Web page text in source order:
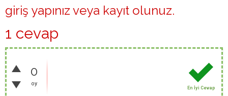
giriş yapınız veya kayıt olunuz.
1 cevap
0
oy
En İyi Cevap